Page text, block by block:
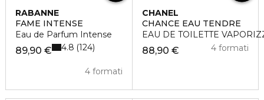
RABANNE
FAME INTENSE
Eau de Parfum Intense
89,90 €
4 formati
4.8 124
CHANEL
CHANCE EAU TENDRE
EAU DE TOILETTE
88,90 € 4 formati